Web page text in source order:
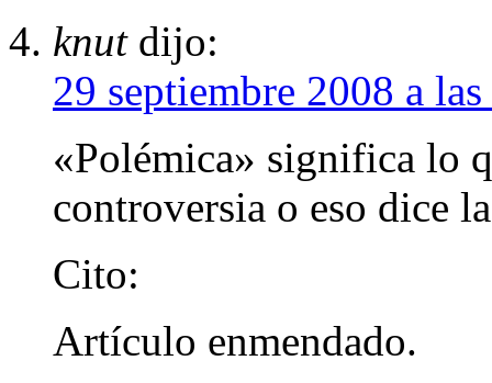
knut dijo:
29 septiembre 2008 a
«Polémica» significa lo
controversia o eso dice
Cito:
Artículo enmendado.